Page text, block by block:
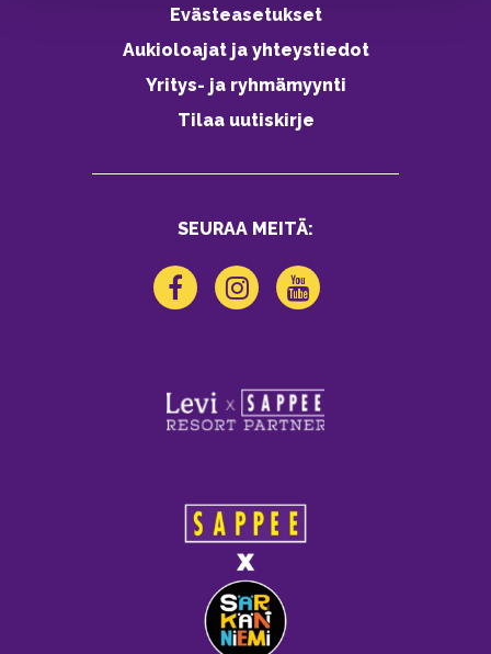
Evästeasetukset
Aukioloajat ja yhteystiedot
Yritys- ja ryhmämyynti
Tilaa uutiskirje
SEURAA MEITÄ: